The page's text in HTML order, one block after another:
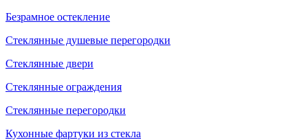
Безрамное остекление
Стеклянные душевые перегородки
Стеклянные двери
Стеклянные ограждения
Стеклянные перегородки
Кухонные фартуки из стекла